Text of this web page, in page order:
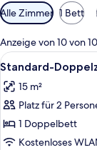
Verfügbare
Filter
für
Zimmer
Alle Zimmer 1 Bett
Anzeige von 10 von
Alle
Fotos
für
Standard-
Doppelzimmer
anzeigen
4
Standard-
15 m²
Platz für 2
1 Doppelbett
Kostenloses